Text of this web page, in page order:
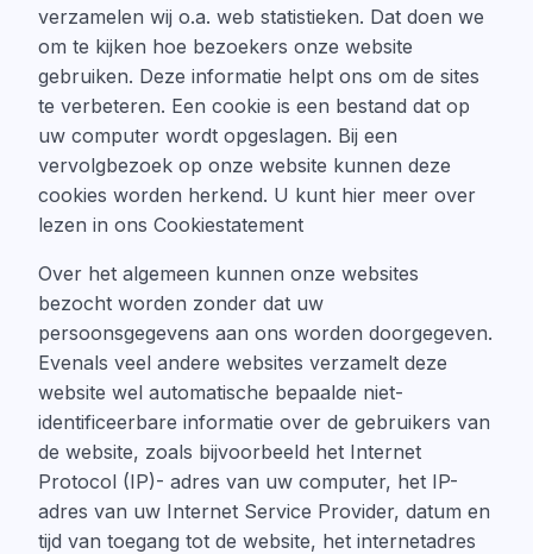
verzamelen wij o.a. web statistieken. Dat doen we
om te kijken hoe bezoekers onze website
gebruiken. Deze informatie helpt ons om de sites
te verbeteren. Een cookie is een bestand dat op
uw computer wordt opgeslagen. Bij een
vervolgbezoek op onze website kunnen deze
cookies worden herkend. U kunt hier meer over
lezen in ons Cookiestatement
Over het algemeen kunnen onze websites
bezocht worden zonder dat uw
persoonsgegevens aan ons worden doorgegeven.
Evenals veel andere websites verzamelt deze
website wel automatische bepaalde niet-
identificeerbare informatie over de gebruikers van
de website, zoals bijvoorbeeld het Internet
Protocol (IP)- adres van uw computer, het IP-
adres van uw Internet Service Provider, datum en
tijd van toegang tot de website, het internetadres